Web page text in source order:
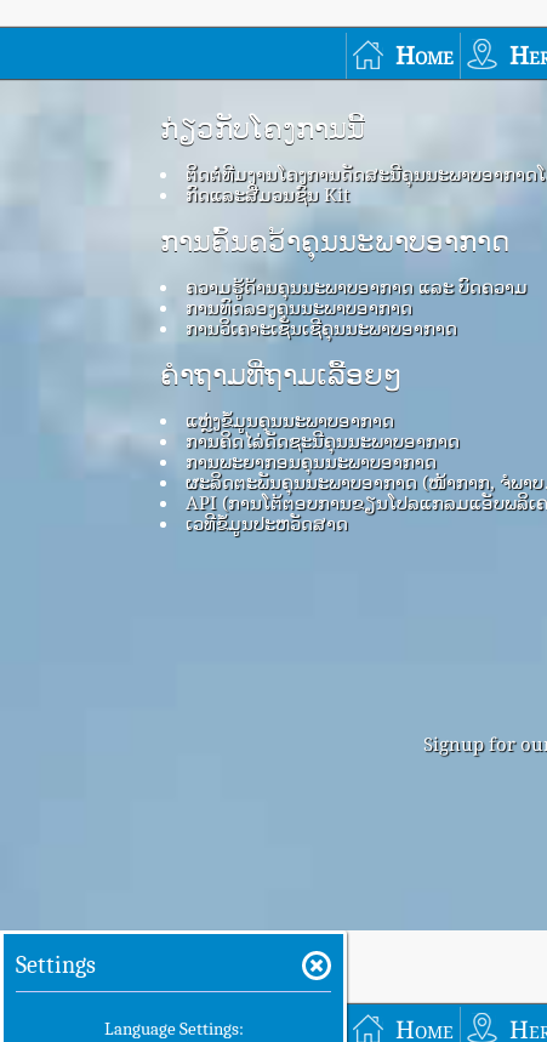
Home
Home
ກ່ຽວກັບໂຄງການນີ້
ຕິດຕໍ່ທີມງານໂຄງການດັດສະນີຄຸນນະພາບອາກາດ
ກົດ​ແລະ​ສື່​ມວນ​ຊົນ Kit
ການຄົ້ນຄວ້າຄຸນນະພາບອາກາດ
ຄວາມຮູ້ດ້ານຄຸນນະພາບອາກາດ ແລະ ບົດຄວາມ
ການທົດລອງຄຸນນະພາບອາກາດ
ການວິເຄາະເຊັນເຊີຄຸນນະພາບອາກາດ
ຄໍາຖາມທີ່ຖາມເລື້ອຍໆ
ແຫຼ່ງຂໍ້ມູນຄຸນນະພາບອາກາດ
ການຄິດໄລ່ດັດຊະນີຄຸນນະພາບອາກາດ
ການພະຍາກອນຄຸນນະພາບອາກາດ
ຜະລິດຕະພັນຄຸນນະພາບອາກາດ (ໜ້າກາກ, ຈໍພາ
API (ການໂຕ້ຕອບການຂຽນໂປລແກລມແອັບພລິເ
ເວທີຂໍ້ມູນປະຫວັດສາດ
Signup for
Settings
Language Settings: